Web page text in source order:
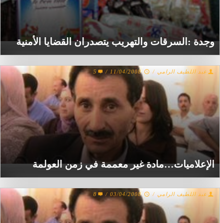
وجدة :السرقات والتهريب يتصدران القضايا الأمنية
الإعلاميات…مادة غير معممة في زمن العولمة
عبد اللطيف الرامي /
11/04/2008
/
5
عبد اللطيف الرامي /
03/04/2008
/
8